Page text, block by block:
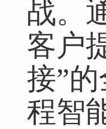
战。
客户
接”
程智